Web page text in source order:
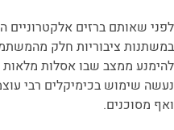
לפני שאותם ברזים אלקטרוניים
במשתנות ציבוריות חלק
להימנע ממצב שבו אסלות
נעשה שימוש בכימיקלים רבי
ואף מסוכנים.